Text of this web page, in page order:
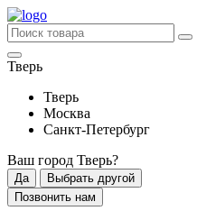
Тверь
Тверь
Москва
Санкт-Петербург
Ваш город Тверь?
Да
Выбрать другой
Позвонить нам